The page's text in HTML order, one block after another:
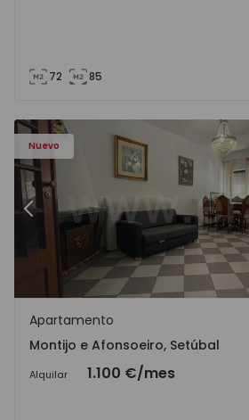
72 85
Nuevo
- 1
Apartamento T2 Montijo, Montijo
Anterior
Montijo e Afonsoeiro, Setúbal
Apartamento
Montijo e Afonsoeiro, Setúbal
Alquilar 1.100 €/mes